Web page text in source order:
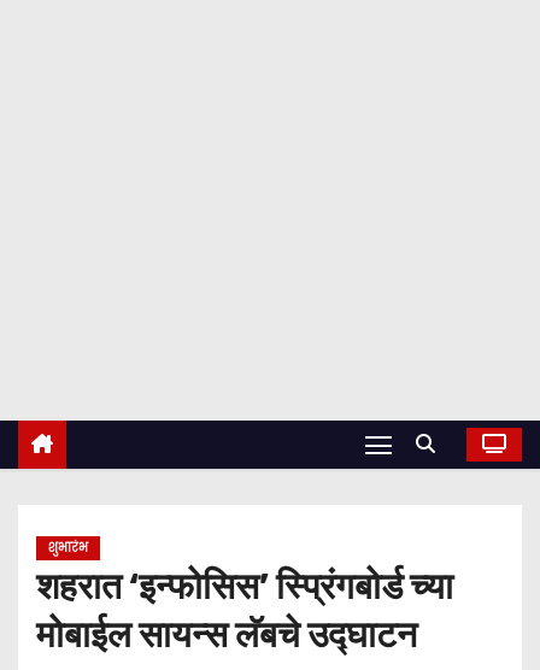
शुभारंभ
शहरात ‘इन्फोसिस’ स्प्रिंगबोर्ड च्या
मोबाईल सायन्स लॅबचे उद्घाटन